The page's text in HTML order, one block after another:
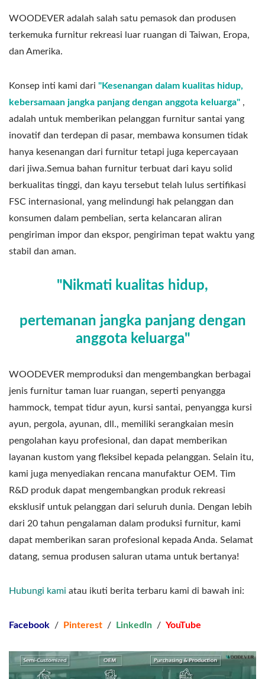
WOODEVER adalah salah satu pemasok dan produsen
terkemuka furnitur rekreasi luar ruangan di Taiwan, Eropa,
dan Amerika.
Konsep inti kami dari "Kesenangan dalam kualitas hidup,
kebersamaan jangka panjang dengan anggota keluarga" ,
adalah untuk memberikan pelanggan furnitur santai yang
inovatif dan terdepan di pasar, membawa konsumen tidak
hanya kesenangan dari furnitur tetapi juga kepercayaan
dari jiwa.Semua bahan furnitur terbuat dari kayu solid
berkualitas tinggi, dan kayu tersebut telah lulus sertifikasi
FSC internasional, yang melindungi hak pelanggan dan
konsumen dalam pembelian, serta kelancaran aliran
pengiriman impor dan ekspor, pengiriman tepat waktu yang
stabil dan aman.
"Nikmati kualitas hidup,
pertemanan jangka panjang dengan
anggota keluarga"
WOODEVER memproduksi dan mengembangkan berbagai
jenis furnitur taman luar ruangan, seperti penyangga
hammock, tempat tidur ayun, kursi santai, penyangga kursi
ayun, pergola, ayunan, dll., memiliki serangkaian mesin
pengolahan kayu profesional, dan dapat memberikan
layanan kustom yang fleksibel kepada pelanggan. Selain itu,
kami juga menyediakan rencana manufaktur OEM. Tim
R&D produk dapat mengembangkan produk rekreasi
eksklusif untuk pelanggan dari seluruh dunia. Dengan lebih
dari 20 tahun pengalaman dalam produksi furnitur, kami
dapat memberikan saran profesional kepada Anda. Selamat
datang, semua produsen saluran utama untuk bertanya!
Hubungi kami atau ikuti berita terbaru kami di bawah ini:
Facebook / Pinterest / Linkedln / YouTube